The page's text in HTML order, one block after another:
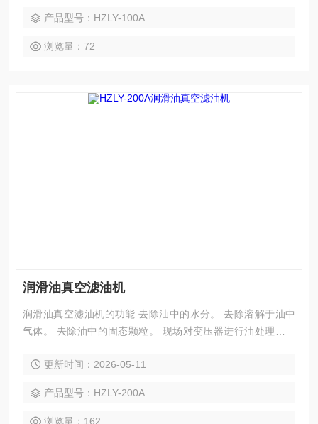
产品型号：HZLY-100A
浏览量：72
润滑油真空滤油机
润滑油真空滤油机的功能 去除油中的水分。 去除溶解于油中
气体。 去除油中的固态颗粒。 现场对变压器进行油处理并对
油处理好后，可保持真空条件下对20-60m3变压器注油。
更新时间：2026-05-11
产品型号：HZLY-200A
浏览量：162